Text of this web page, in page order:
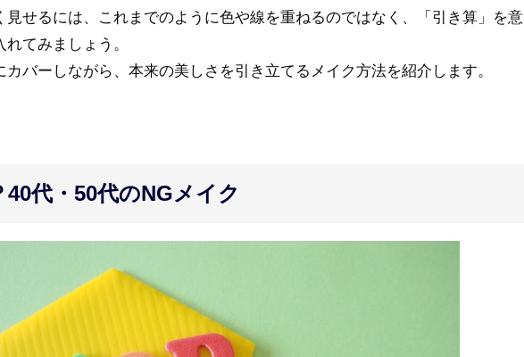
見せるには、これまでのように色や線を重ねるのではなく、「引き算」を意
てみましょう。
バーしながら、本来の美しさを引き立てるメイク方法を紹介します。
代・50代のNGメイク